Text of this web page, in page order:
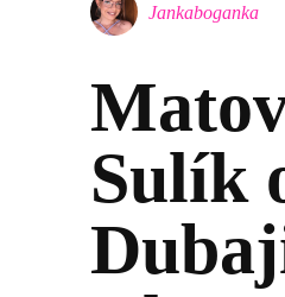
Jankaboganka
Sulík